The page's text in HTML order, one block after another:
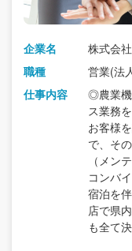
企業名
株式会
職種
営業(法
仕事内容
◎農業機
ス業務
お客様
で、そ
（メン
コンバ
宿泊を
店で県
も全て